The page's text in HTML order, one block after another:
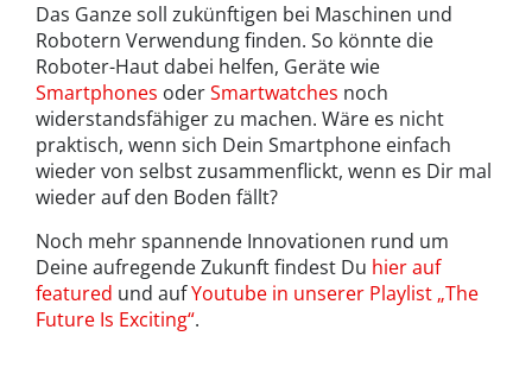
Das Ganze soll zukünftigen bei Maschinen und
Robotern Verwendung finden. So könnte die
Roboter-Haut dabei helfen, Geräte wie
Smartphones oderSmartwatches noch
widerstandsfähiger zu machen. Wäre es nicht
praktisch, wenn sich Dein Smartphone einfach
wieder von selbst zusammenflickt, wenn es Dir mal
wieder auf den Boden fällt?
Noch mehr spannende Innovationen rund um
Deine aufregende Zukunft findest Du hier auf
featured und aufYoutube in unserer Playlist „The
Future Is Exciting“.